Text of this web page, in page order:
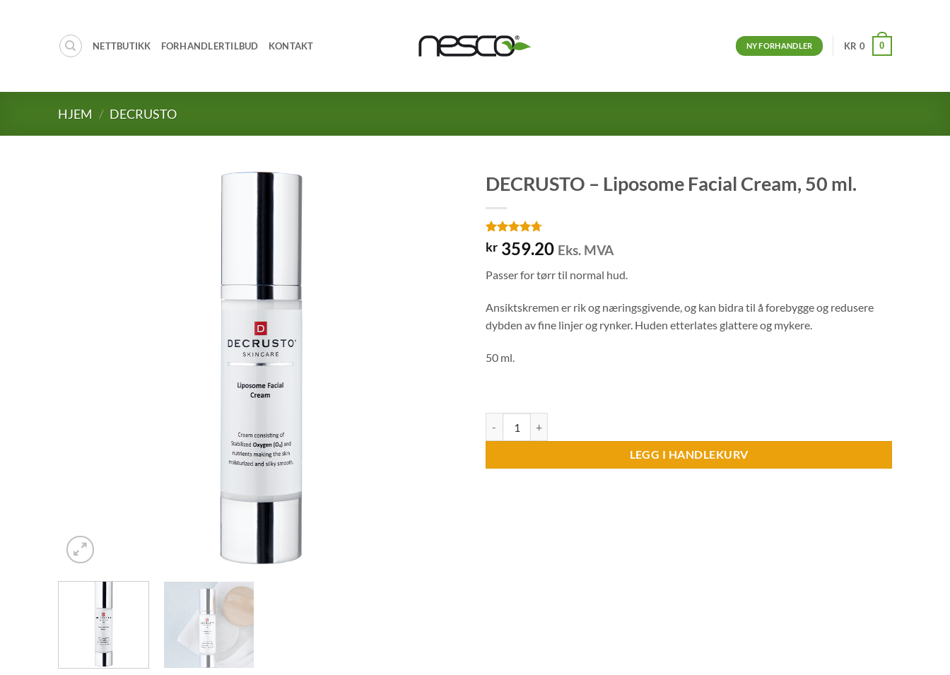
NETTBUTIKK FORHANDLERTILBUD KONTAKT NY FORHANDLER KR 0 0
HJEM / DECRUSTO
DECRUSTO – Liposome Facial Cream, 50 ml.
Vurdert
4.68av 5
44
kundevurderinger
kr 359.20 Eks. MVA
Passer for tørr til normal hud.
Ansiktskremen er rik og næringsgivende, og kan bidra til å forebygge og redusere
dybden av fine linjer og rynker. Huden etterlates glattere og mykere.
50 ml.
LEGG I HANDLEKURV